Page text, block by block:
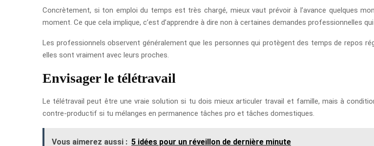
Concrètement, si ton emploi du temps est très chargé, mieux vaut prévoir à l’avance quelques
moment. Ce que cela implique, c’est d’apprendre à dire non à certaines demandes professionnelles
Les professionnels observent généralement que les personnes qui protègent des temps de repos
elles sont vraiment avec leurs proches.
Envisager le télétravail
Le télétravail peut être une vraie solution si tu dois mieux articuler travail et famille, mais à
contre-productif si tu mélanges en permanence tâches pro et tâches domestiques.
Vous aimerez aussi : 5 idées pour un réveillon de dernière minute